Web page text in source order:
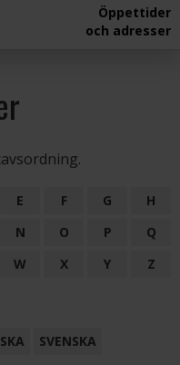
Öppettider
och adresser
E F G
H
N O P
Q
W X Y
Z
SVENSKA